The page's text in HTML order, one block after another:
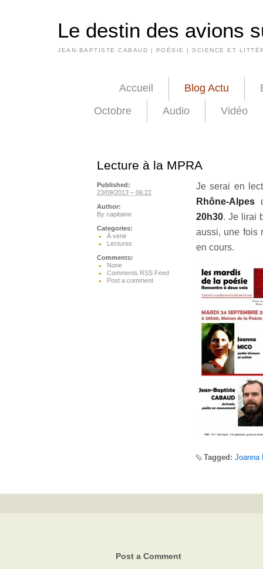
Le destin des avions
JEAN-BAPTISTE CABAUD | POÉSIE | SCIENCE ET
Accueil Blog Actu
Octobre
Audio Vidéo
Lecture à la MPRA
Je serai en
Rhône-Alpes
20h30. Je lirai
aussi, une fois
en cours.
Tagged: Joanna
Published:
23/09/2013 – 06:22
Author:
By capitaine
Categories:
À venir
Lectures
Comments:
None
Comments RSS Feed
Post a comment
Post a Comment